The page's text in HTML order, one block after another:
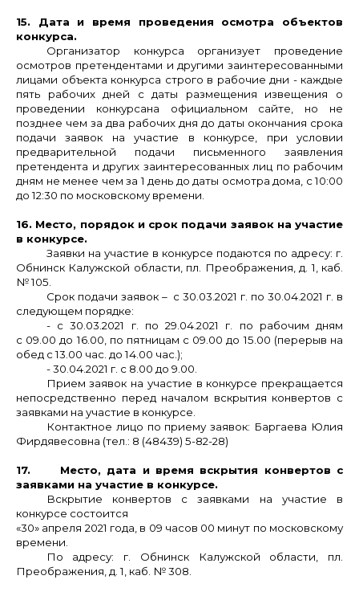
15. Дата и время проведения осмотра объектов
конкурса.
Организатор конкурса организует проведение
осмотров претендентами и другими заинтересованными
лицами объекта конкурса строго в рабочие дни - каждые
пять рабочих дней с даты размещения извещения о
проведении конкурсана официальном сайте, но не
позднее чем за два рабочих дня до даты окончания срока
подачи заявок на участие в конкурсе, при условии
предварительной подачи письменного заявления
претендента и других заинтересованных лиц по рабочим
дням не менее чем за 1 день до даты осмотра дома, с 10:00
до 12:30 по московскому времени.
16. Место, порядок и срок подачи заявок на участие
в конкурсе.
Заявки на участие в конкурсе подаются по адресу: г.
Обнинск Калужской области, пл. Преображения, д. 1, каб.
№ 105.
Срок подачи заявок – с 30.03.2021 г. по 30.04.2021 г. в
следующем порядке:
- с 30.03.2021 г. по 29.04.2021 г. по рабочим дням
с 09.00 до 16.00, по пятницам с 09.00 до 15.00 (перерыв на
обед с 13.00 час. до 14.00 час.);
- 30.04.2021 г. с 8.00 до 9.00.
Прием заявок на участие в конкурсе прекращается
непосредственно перед началом вскрытия конвертов с
заявками на участие в конкурсе.
Контактное лицо по приему заявок: Баргаева Юлия
Фирдявесовна (тел.: 8 (48439) 5-82-28)
17. Место, дата и время вскрытия конвертов с
заявками на участие в конкурсе.
Вскрытие конвертов с заявками на участие в
конкурсе состоится
«30» апреля 2021 года, в 09 часов 00 минут по московскому
времени.
По адресу: г. Обнинск Калужской области, пл.
Преображения, д. 1, каб. № 308.